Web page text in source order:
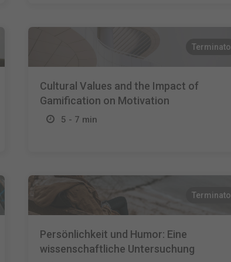
Terminato
Cultural Values and the Impact of
Gamification on Motivation
5 - 7 min
Terminato
Persönlichkeit und Humor: Eine
wissenschaftliche Untersuchung